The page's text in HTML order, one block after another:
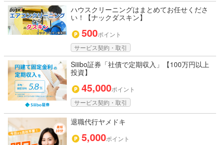
ハウスクリーニングはまとめてお任せくださ
い！【ナックダスキン】
500ポイント
サービス契約・取引
Siiibo証券「社債で定期収入」【100万円以上
投資】
45,000ポイント
サービス契約・取引
退職代行ヤメドキ
5,000ポイント